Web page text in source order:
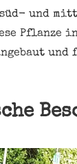
und
Pflanze